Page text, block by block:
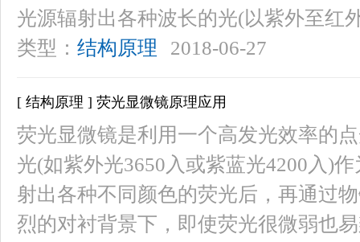
光源辐射出各种波长的光(以紫外至红
类型： 结构原理 2018-06-27
[ 结构原理 ] 荧光显微镜原理应用
荧光显微镜是利用一个高发光效率的
光(如紫外光3650入或紫蓝光4200入)
射出各种不同颜色的荧光后，再通过
烈的对衬背景下，即使荧光很微弱也